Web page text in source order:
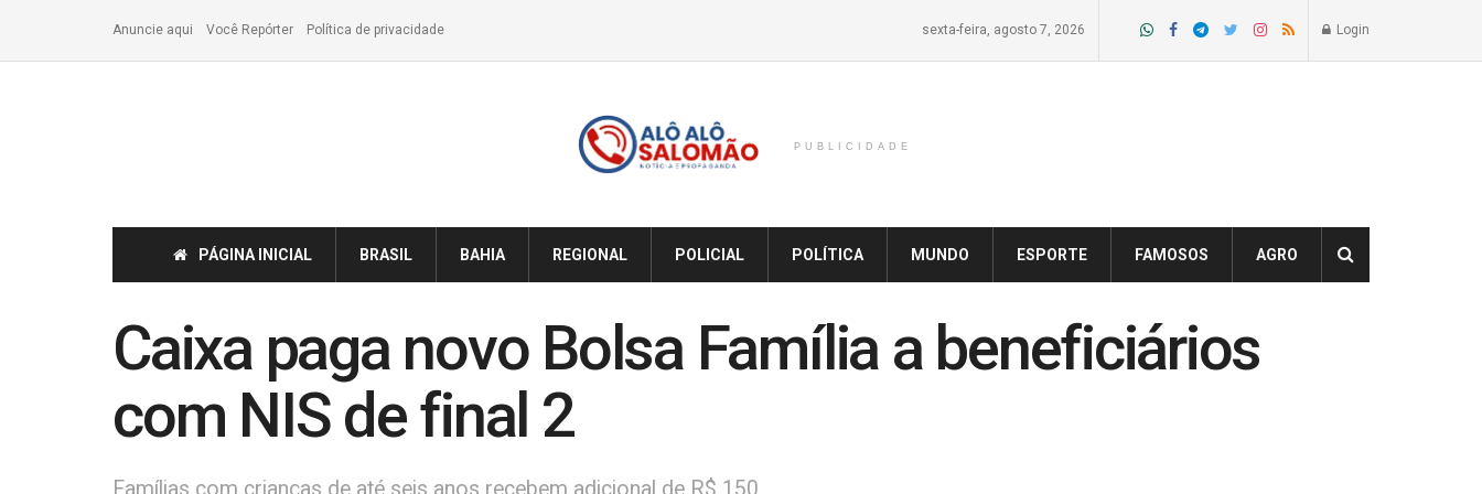
Anuncie aqui Você Repórter Política de privacidade sexta-feira, agosto 7, 2026 Login
PUBLICIDADE
PÁGINA INICIAL BRASIL BAHIA REGIONAL POLICIAL POLÍTICA MUNDO ESPORTE FAMOSOS AGRO
Caixa paga novo Bolsa Família a beneficiários
com NIS de final 2